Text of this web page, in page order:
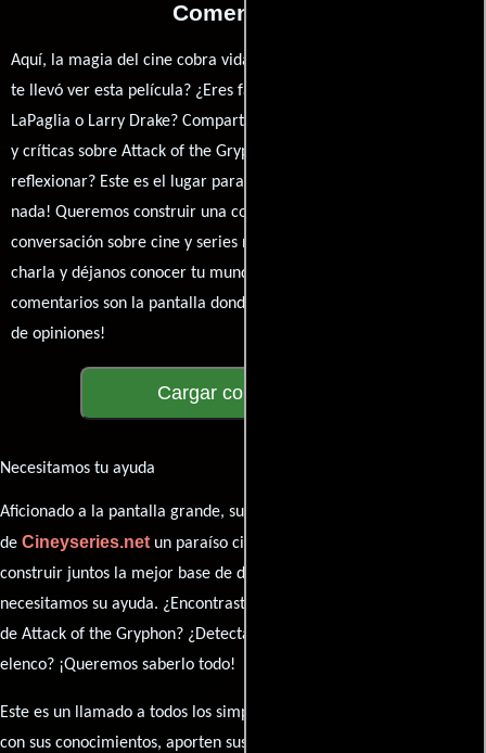
Comentarios
Aquí, la magia del cine cobra vida a través de tus opiniones. ¿Qué
te llevó ver esta película? ¿Eres fan de Andrew Prowse, Jonathan
LaPaglia o Larry Drake? Comparte tus pensamientos, emociones
y críticas sobre Attack of the Gryphon. ¿Te hizo reír, llorar o
reflexionar? Este es el lugar para expresarlo. ¡No te guardes
nada! Queremos construir una comunidad apasionada donde la
conversación sobre cine y series nunca se detenga. Únete a la
charla y déjanos conocer tu mundo cinematográfico. ¡Los
comentarios son la pantalla donde se proyecta nuestra diversidad
de opiniones!
Cargar comentarios
Necesitamos tu ayuda
Aficionado a la pantalla grande, su participación es clave para hacer
de Cineyseries.netun paraíso cinéfilo completo. Queremos
construir juntos la mejor base de datos cinematográfica, pero
necesitamos su ayuda. ¿Encontraste algún dato faltante en la ficha
de Attack of the Gryphon? ¿Detectaste algún error en la sinopsis o el
elenco? ¡Queremos saberlo todo!
Este es un llamado a todos los simpatizantes del cine: contribuyan
con sus conocimientos, aporten sus descubrimientos y compartan